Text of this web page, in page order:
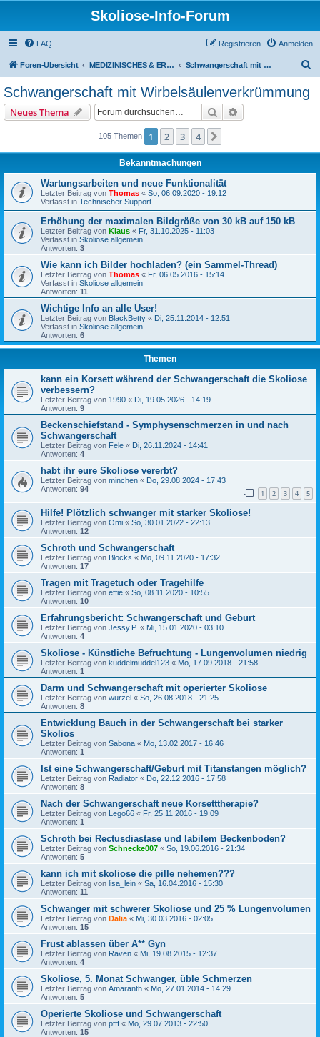
Skoliose-Info-Forum
FAQ Anmelden
Registrieren
Foren-Übersicht MEDIZINISCHES & ERFAHRUNGSAUSTAUSCH über Skoliose und Hyperkyphose Schwangerschaft mit Wirbelsäulenverkrümmung
Schwangerschaft mit Wirbelsäulenverkrümmung
Neues Thema Suche
105 Themen 1 2 3 4
Bekanntmachungen
Wartungsarbeiten und neue Funktionalität
Letzter Beitrag von Thomas « So, 06.09.2020 - 19:12
Verfasst in Technischer Support
Erhöhung der maximalen Bildgröße von 30 kB auf 150 kB
Letzter Beitrag von Klaus « Fr, 31.10.2025 - 11:03
Verfasst in Skoliose allgemein
Antworten: 3
Wie kann ich Bilder hochladen? (ein Sammel-Thread)
Letzter Beitrag von Thomas « Fr, 06.05.2016 - 15:14
Verfasst in Skoliose allgemein
Antworten: 11
Wichtige Info an alle User!
Letzter Beitrag von BlackBetty « Di, 25.11.2014 - 12:51
Verfasst in Skoliose allgemein
Antworten: 6
Themen
kann ein Korsett während der Schwangerschaft die Skoliose
verbessern?
Letzter Beitrag von 1990 « Di, 19.05.2026 - 14:19
Antworten: 9
Beckenschiefstand - Symphysenschmerzen in und nach
Schwangerschaft
Letzter Beitrag von Fele « Di, 26.11.2024 - 14:41
Antworten: 4
habt ihr eure Skoliose vererbt?
Letzter Beitrag von minchen « Do, 29.08.2024 - 17:43
Antworten: 94 1 2 3 4 5
Hilfe! Plötzlich schwanger mit starker Skoliose!
Letzter Beitrag von Omi « So, 30.01.2022 - 22:13
Antworten: 12
Schroth und Schwangerschaft
Letzter Beitrag von Blocks « Mo, 09.11.2020 - 17:32
Antworten: 17
Tragen mit Tragetuch oder Tragehilfe
Letzter Beitrag von effie « So, 08.11.2020 - 10:55
Antworten: 10
Erfahrungsbericht: Schwangerschaft und Geburt
Letzter Beitrag von Jessy.P. « Mi, 15.01.2020 - 03:10
Antworten: 4
Skoliose - Künstliche Befruchtung - Lungenvolumen niedrig
Letzter Beitrag von kuddelmuddel123 « Mo, 17.09.2018 - 21:58
Antworten: 1
Darm und Schwangerschaft mit operierter Skoliose
Letzter Beitrag von wurzel « So, 26.08.2018 - 21:25
Antworten: 8
Entwicklung Bauch in der Schwangerschaft bei starker
Skolios
Letzter Beitrag von Sabona « Mo, 13.02.2017 - 16:46
Antworten: 1
Ist eine Schwangerschaft/Geburt mit Titanstangen möglich?
Letzter Beitrag von Radiator « Do, 22.12.2016 - 17:58
Antworten: 8
Nach der Schwangerschaft neue Korsetttherapie?
Letzter Beitrag von Lego66 « Fr, 25.11.2016 - 19:09
Antworten: 1
Schroth bei Rectusdiastase und labilem Beckenboden?
Letzter Beitrag von Schnecke007 « So, 19.06.2016 - 21:34
Antworten: 5
kann ich mit skoliose die pille nehemen???
Letzter Beitrag von lisa_lein « Sa, 16.04.2016 - 15:30
Antworten: 11
Schwanger mit schwerer Skoliose und 25 % Lungenvolumen
Letzter Beitrag von Dalia « Mi, 30.03.2016 - 02:05
Antworten: 15
Frust ablassen über A** Gyn
Letzter Beitrag von Raven « Mi, 19.08.2015 - 12:37
Antworten: 4
Skoliose, 5. Monat Schwanger, üble Schmerzen
Letzter Beitrag von Amaranth « Mo, 27.01.2014 - 14:29
Antworten: 5
Operierte Skoliose und Schwangerschaft
Letzter Beitrag von pfff « Mo, 29.07.2013 - 22:50
Antworten: 15